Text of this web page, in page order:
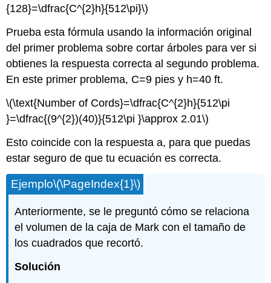
{128}=\dfrac{C^{2}h}{512\pi}\)
Prueba esta fórmula usando la información original
del primer problema sobre cortar árboles para ver si
obtienes la respuesta correcta al segundo problema.
En este primer problema, C=9 pies y h=40 ft.
\(\text{Number of Cords}=\dfrac{C^{2}h}{512\pi
}=\dfrac{(9^{2})(40)}{512\pi }\approx 2.01\)
Esto coincide con la respuesta a, para que puedas
estar seguro de que tu ecuación es correcta.
Ejemplo\(\PageIndex{1}\)
Anteriormente, se le preguntó cómo se relaciona
el volumen de la caja de Mark con el tamaño de
los cuadrados que recortó.
Solución